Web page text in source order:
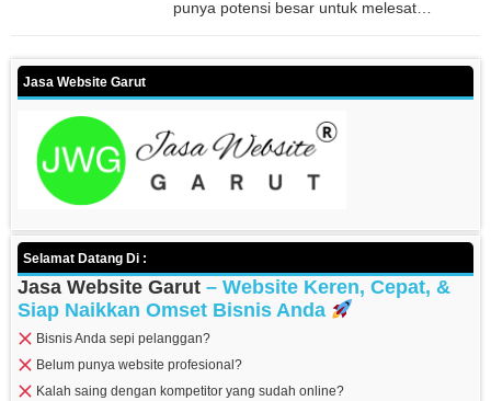
punya potensi besar untuk melesat…
Jasa Website Garut
Selamat Datang Di :
Jasa Website Garut – Website Keren, Cepat, &
Siap Naikkan Omset Bisnis Anda
Bisnis Anda sepi pelanggan?
Belum punya website profesional?
Kalah saing dengan kompetitor yang sudah online?